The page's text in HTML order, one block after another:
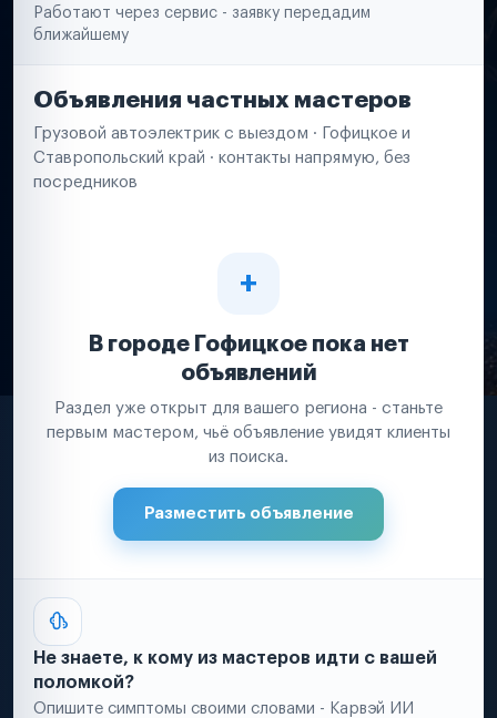
Работают через сервис - заявку передадим
ближайшему
Объявления частных мастеров
Грузовой автоэлектрик с выездом · Гофицкое и
Ставропольский край · контакты напрямую, без
посредников
В городе Гофицкое пока нет
объявлений
Раздел уже открыт для вашего региона - станьте
первым мастером, чьё объявление увидят клиенты
из поиска.
Разместить объявление
Не знаете, к кому из мастеров идти с вашей
поломкой?
Опишите симптомы своими словами - Карвэй ИИ